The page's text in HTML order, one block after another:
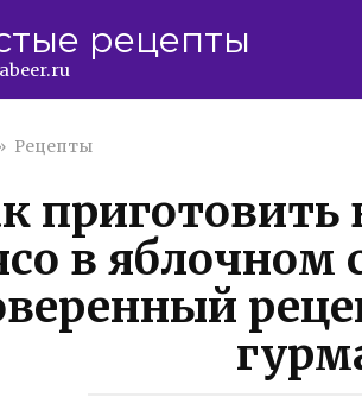
рецепты
Рецепты
приготовить
в яблочном